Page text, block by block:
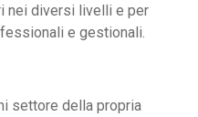
nei diversi livelli e per
e gestionali.
settore della propria